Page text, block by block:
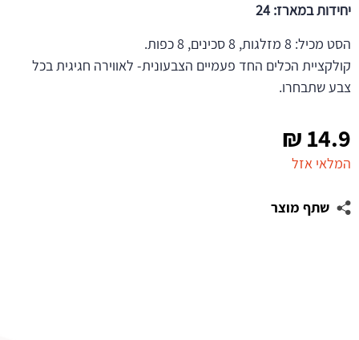
14.9
₪
המלאי אזל
שתף מוצר
יחידות במארז: 24
הסט מכיל: 8 מזלגות, 8 סכינים, 8 כפות.
קולקציית הכלים החד פעמיים הצבעונית- לאווירה חגיגית בכל
צבע שתבחרו.